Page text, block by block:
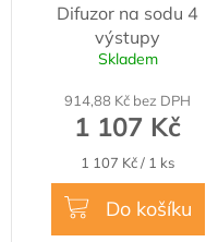
Difuzor na sodu 4
výstupy
Skladem
914,88 Kč bez DPH
1 107 Kč
Měrná
cena:
1 107 Kč / 1 ks
Do košíku